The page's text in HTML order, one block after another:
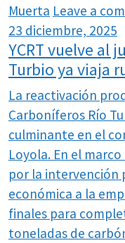
Muerta Leave a
23 diciembre, 2025
YCRT vuelve al
Turbio ya viaja
La reactivación
Carboníferos Río
culminante en el
Loyola. En el
por la intervención
económica a la
finales para
toneladas de